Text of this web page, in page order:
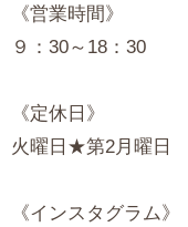
《営業時間》
９：30～18：30
《定休日》
火曜日★第2月曜日
《インスタグラム》